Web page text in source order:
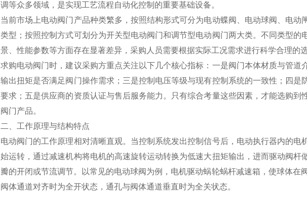
调等众多领域，是实现工艺流程自动化控制的重要基础设备。
当前市场上电动阀门产品种类繁多，按照结构形式可分为电动蝶阀、电动球阀、电动
类型；按照控制方式可划分为开关型电动阀门和调节型电动阀门两大类。不同类型的
景、性能参数等方面存在显著差异，采购人员需要根据实际工况需求进行科学合理的选
求购电动阀门时，建议采购方重点关注以下几个核心指标：一是阀门本体材质与管道
输出扭矩是否满足阀门操作需求；三是控制电压等级与现有控制系统的一致性；四是
要求；五是供应商的资质认证与售后服务能力。只有综合考量这些因素，才能选购到
阀门产品。
二、工作原理与结构特点
电动阀门的工作原理相对清晰直观。当控制系统发出控制信号后，电动执行器内的电
始运转，通过减速机构将电机的高速旋转运动转换为低速大扭矩输出，进而驱动阀杆
瓣的开闭或节流调节。以常见的电动球阀为例，电机驱动蜗轮蜗杆减速箱，使球体在
阀体通道对齐时为全开状态，通孔与阀体通道垂直时为全关状态。